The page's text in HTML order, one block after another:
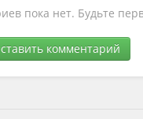
пока нет. Будьте
комментарий